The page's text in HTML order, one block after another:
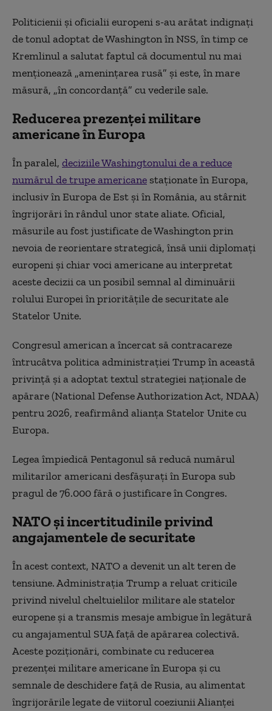
Politicienii şi oficialii europeni s-au arătat indignaţi
de tonul adoptat de Washington în NSS, în timp ce
Kremlinul a salutat faptul că documentul nu mai
menţionează „ameninţarea rusă” şi este, în mare
măsură, „în concordanţă” cu vederile sale.
Reducerea prezenţei militare
americane în Europa
În paralel, deciziile Washingtonului de a reduce
numărul de trupe americane staţionate în Europa,
inclusiv în Europa de Est şi în România, au stârnit
îngrijorări în rândul unor state aliate. Oficial,
măsurile au fost justificate de Washington prin
nevoia de reorientare strategică, însă unii diplomaţi
europeni şi chiar voci americane au interpretat
aceste decizii ca un posibil semnal al diminuării
rolului Europei în priorităţile de securitate ale
Statelor Unite.
Congresul american a încercat să contracareze
întrucâtva politica administraţiei Trump în această
privinţă şi a adoptat textul strategiei naţionale de
apărare (National Defense Authorization Act, NDAA)
pentru 2026, reafirmând alianţa Statelor Unite cu
Europa.
Legea împiedică Pentagonul să reducă numărul
militarilor americani desfăşuraţi în Europa sub
pragul de 76.000 fără o justificare în Congres.
NATO şi incertitudinile privind
angajamentele de securitate
În acest context, NATO a devenit un alt teren de
tensiune. Administraţia Trump a reluat criticile
privind nivelul cheltuielilor militare ale statelor
europene şi a transmis mesaje ambigue în legătură
cu angajamentul SUA faţă de apărarea colectivă.
Aceste poziţionări, combinate cu reducerea
prezenţei militare americane în Europa şi cu
semnale de deschidere faţă de Rusia, au alimentat
îngrijorările legate de viitorul coeziunii Alianţei